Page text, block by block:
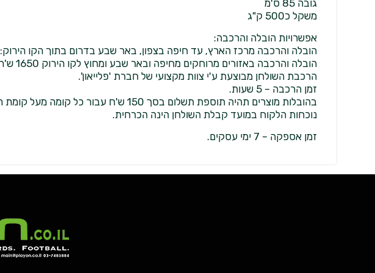
גובה 85 ס'מ
משקל כ500 ק"ג
אפשרויות הובלה והרכבה:
הובלה והרכבה מרכז הארץ, עד חיפה בצפון, באר שבע בדרום בתוך הקו הירוק: 1400 ש'ח.
הובלה והרכבה באזורים מרוחקים מחיפה ובאר שבע ומחוץ לקו הירוק 1650 ש'ח.
הרכבת השולחן מבוצעת ע'י צוות מקצועי של חברת 'פלייאון'.
זמן הרכבה – 5 שעות.
בהובלות מוצרים תהיה תוספת תשלום בסך 150 ש'ח עבור כל קומה מעל קומת הקרקע.
נוכחות הלקוח במועד קבלת השולחן הינה הכרחית.
זמן אספקה – 7 ימי עסקים.